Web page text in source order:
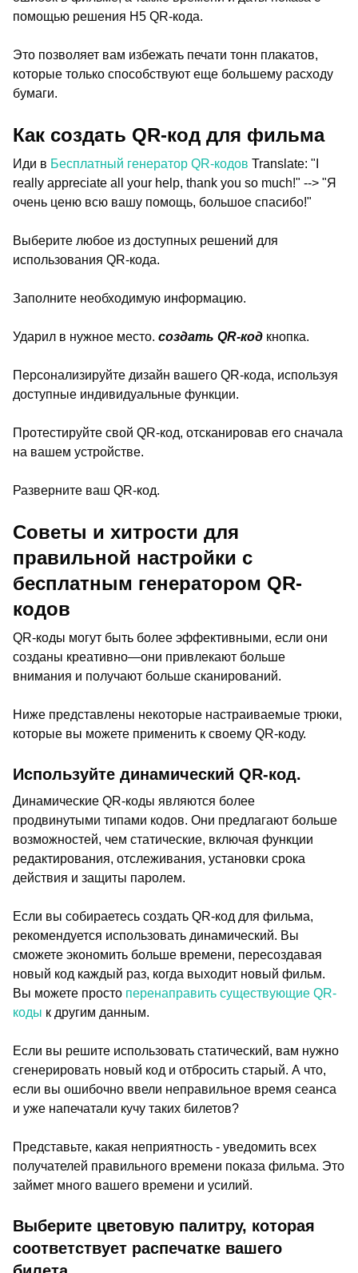
помощью решения H5 QR-кода.
Это позволяет вам избежать печати тонн плакатов,
которые только способствуют еще большему расходу
бумаги.
Как создать QR-код для фильма
Иди в Бесплатный генератор QR-кодов Translate: "I
really appreciate all your help, thank you so much!" --> "Я
очень ценю всю вашу помощь, большое спасибо!"
Выберите любое из доступных решений для
использования QR-кода.
Заполните необходимую информацию.
Ударил в нужное место. создать QR-код кнопка.
Персонализируйте дизайн вашего QR-кода, используя
доступные индивидуальные функции.
Протестируйте свой QR-код, отсканировав его сначала
на вашем устройстве.
Разверните ваш QR-код.
Советы и хитрости для
правильной настройки с
бесплатным генератором QR-
кодов
QR-коды могут быть более эффективными, если они
созданы креативно—они привлекают больше
внимания и получают больше сканирований.
Ниже представлены некоторые настраиваемые трюки,
которые вы можете применить к своему QR-коду.
Используйте динамический QR-код.
Динамические QR-коды являются более
продвинутыми типами кодов. Они предлагают больше
возможностей, чем статические, включая функции
редактирования, отслеживания, установки срока
действия и защиты паролем.
Если вы собираетесь создать QR-код для фильма,
рекомендуется использовать динамический. Вы
сможете экономить больше времени, пересоздавая
новый код каждый раз, когда выходит новый фильм.
Вы можете просто перенаправить существующие QR-
коды к другим данным.
Если вы решите использовать статический, вам нужно
сгенерировать новый код и отбросить старый. А что,
если вы ошибочно ввели неправильное время сеанса
и уже напечатали кучу таких билетов?
Представьте, какая неприятность - уведомить всех
получателей правильного времени показа фильма. Это
займет много вашего времени и усилий.
Выберите цветовую палитру, которая
соответствует распечатке вашего